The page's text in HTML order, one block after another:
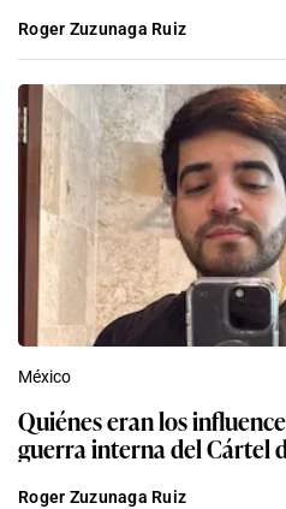
Roger Zuzunaga Ruiz
México
Quiénes eran los
guerra interna del Cártel
Roger Zuzunaga Ruiz